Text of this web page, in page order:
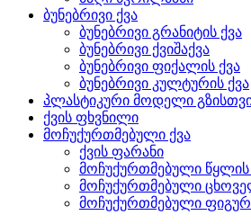
ბუნებრივი ქვა
ბუნებრივი გრანიტის ქვა
ბუნებრივი ქვიშაქვა
ბუნებრივი ფიქალის ქვა
ბუნებრივი კულტურის ქვა
პლასტიკური მოდელი
ქვის ფხვნილი
მოჩუქურთმებული ქვა
ქვის ფარანი
მოჩუქურთმებული წყლის
მოჩუქურთმებული
მოჩუქურთმებული